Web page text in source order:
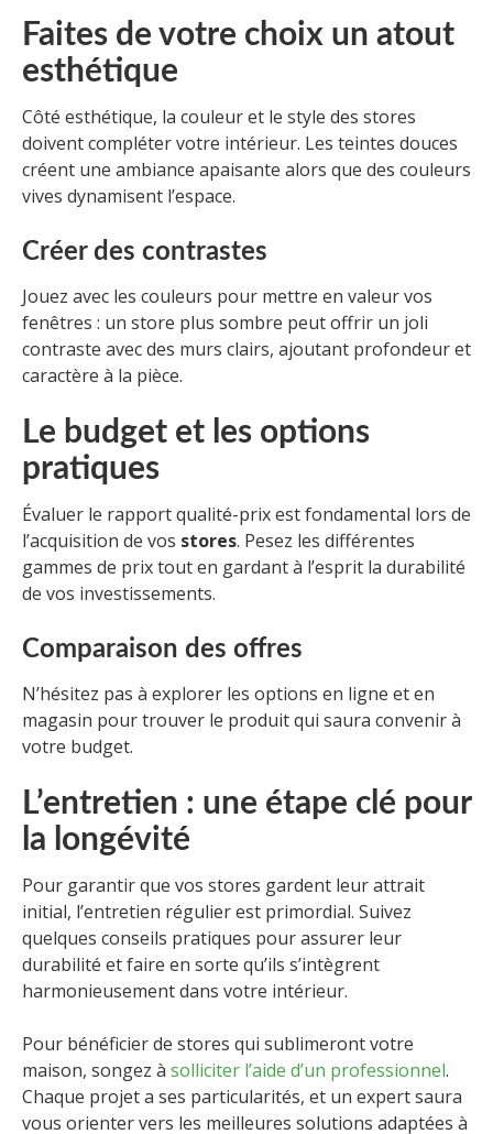
Faites de votre choix un atout
esthétique
Côté esthétique, la couleur et le style des stores
doivent compléter votre intérieur. Les teintes douces
créent une ambiance apaisante alors que des couleurs
vives dynamisent l’espace.
Créer des contrastes
Jouez avec les couleurs pour mettre en valeur vos
fenêtres : un store plus sombre peut offrir un joli
contraste avec des murs clairs, ajoutant profondeur et
caractère à la pièce.
Le budget et les options
pratiques
Évaluer le rapport qualité-prix est fondamental lors de
l’acquisition de vos stores. Pesez les différentes
gammes de prix tout en gardant à l’esprit la durabilité
de vos investissements.
Comparaison des offres
N’hésitez pas à explorer les options en ligne et en
magasin pour trouver le produit qui saura convenir à
votre budget.
L’entretien : une étape clé pour
la longévité
Pour garantir que vos stores gardent leur attrait
initial, l’entretien régulier est primordial. Suivez
quelques conseils pratiques pour assurer leur
durabilité et faire en sorte qu’ils s’intègrent
harmonieusement dans votre intérieur.
Pour bénéficier de stores qui sublimeront votre
maison, songez à solliciter l’aide d’un professionnel.
Chaque projet a ses particularités, et un expert saura
vous orienter vers les meilleures solutions adaptées à